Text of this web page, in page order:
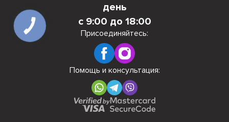
день
с 9:00 до 18:00
Присоединяйтесь:
Помощь и консультация:
КНОПКА
СВЯЗИ